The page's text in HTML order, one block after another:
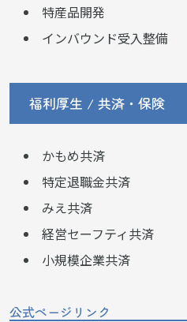
特産品開発
インバウンド受入整備
福利厚生 / 共済・保険
かもめ共済
特定退職金共済
みえ共済
経営セーフティ共済
小規模企業共済
公式ページリンク